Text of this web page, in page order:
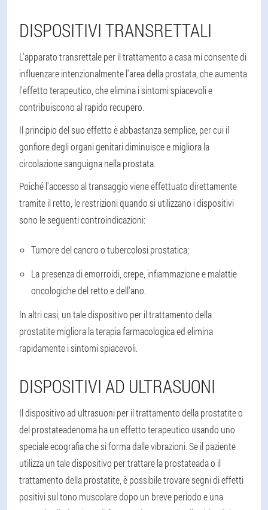
DISPOSITIVI TRANSRETTALI
L'apparato transrettale per il trattamento a casa mi consente di
influenzare intenzionalmente l'area della prostata, che aumenta
l'effetto terapeutico, che elimina i sintomi spiacevoli e
contribuiscono al rapido recupero.
Il principio del suo effetto è abbastanza semplice, per cui il
gonfiore degli organi genitari diminuisce e migliora la
circolazione sanguigna nella prostata.
Poiché l'accesso al transaggio viene effettuato direttamente
tramite il retto, le restrizioni quando si utilizzano i dispositivi
sono le seguenti controindicazioni:
Tumore del cancro o tubercolosi prostatica;
La presenza di emorroidi, crepe, infiammazione e malattie
oncologiche del retto e dell'ano.
In altri casi, un tale dispositivo per il trattamento della
prostatite migliora la terapia farmacologica ed elimina
rapidamente i sintomi spiacevoli.
DISPOSITIVI AD ULTRASUONI
Il dispositivo ad ultrasuoni per il trattamento della prostatite o
del prostateadenoma ha un effetto terapeutico usando uno
speciale ecografia che si forma dalle vibrazioni. Se il paziente
utilizza un tale dispositivo per trattare la prostateada o il
trattamento della prostatite, è possibile trovare segni di effetti
positivi sul tono muscolare dopo un breve periodo e una